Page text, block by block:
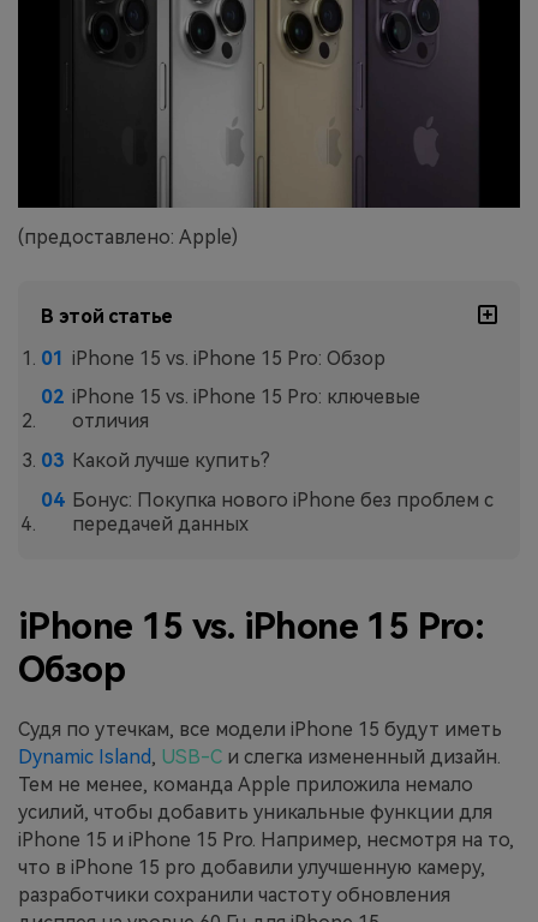
(предоставлено: Apple)
В этой статье
iPhone 15 vs. iPhone 15 Pro: Обзор
iPhone 15 vs. iPhone 15 Pro: ключевые
отличия
Какой лучше купить?
Бонус: Покупка нового iPhone без проблем с
передачей данных
iPhone 15 vs. iPhone 15 Pro:
Обзор
Судя по утечкам, все модели iPhone 15 будут иметь
Dynamic Island, USB-C и слегка измененный дизайн.
Тем не менее, команда Apple приложила немало
усилий, чтобы добавить уникальные функции для
iPhone 15 и iPhone 15 Pro. Например, несмотря на то,
что в iPhone 15 pro добавили улучшенную камеру,
разработчики сохранили частоту обновления